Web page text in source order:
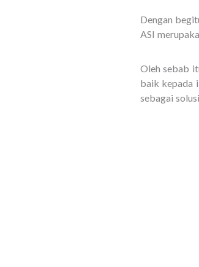
Dengan
ASI
Oleh sebab
baik kepada
sebagai